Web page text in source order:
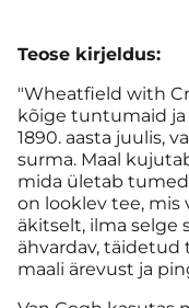
Teose kirjeldus:
"Wheatfield with
kõige tuntumaid ja
1890. aasta juulis,
surma. Maal
mida ületab
on looklev tee, mis
äkitselt, ilma selge
ähvardav,
maali ärevust ja